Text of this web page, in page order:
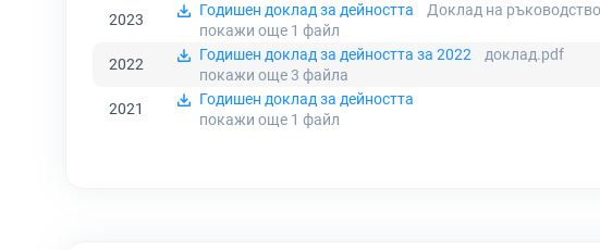
2023
Годишен доклад за дейността
Доклад на
покажи още 1 файл
2022
Годишен доклад за дейността за 2022
доклад.pdf
покажи още 3 файла
2021
Годишен доклад за дейността
покажи още 1 файл